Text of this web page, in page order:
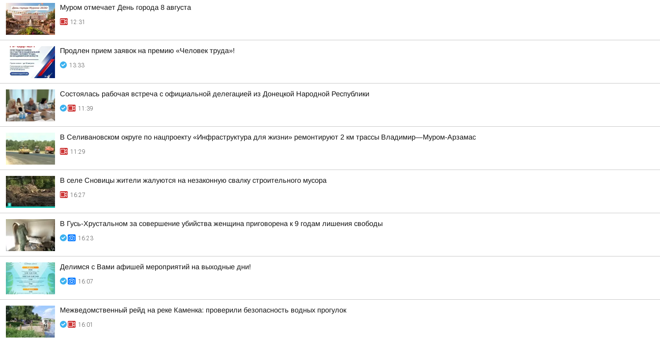
Муром отмечает День города 8 августа
12:31
Продлен прием заявок на премию «Человек труда»!
13:33
Состоялась рабочая встреча с официальной делегацией из Донецкой Народной Республики
11:39
В Селивановском округе по нацпроекту «Инфраструктура для жизни» ремонтируют 2 км трассы Владимир—Муром-Арзамас
11:29
В селе Сновицы жители жалуются на незаконную свалку строительного мусора
16:27
В Гусь-Хрустальном за совершение убийства женщина приговорена к 9 годам лишения свободы
16:23
Делимся с Вами афишей мероприятий на выходные дни!
16:07
Межведомственный рейд на реке Каменка: проверили безопасность водных прогулок
16:01